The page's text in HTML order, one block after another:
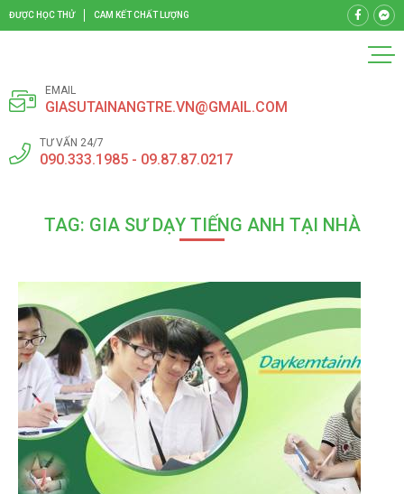
ĐƯỢC HỌC THỬ CAM KẾT CHẤT LƯỢNG
EMAIL
GIASUTAINANGTRE.VN@GMAIL.COM
TƯ VẤN 24/7
090.333.1985 - 09.87.87.0217
TAG: GIA SƯ DẠY TIẾNG ANH TẠI NHÀ